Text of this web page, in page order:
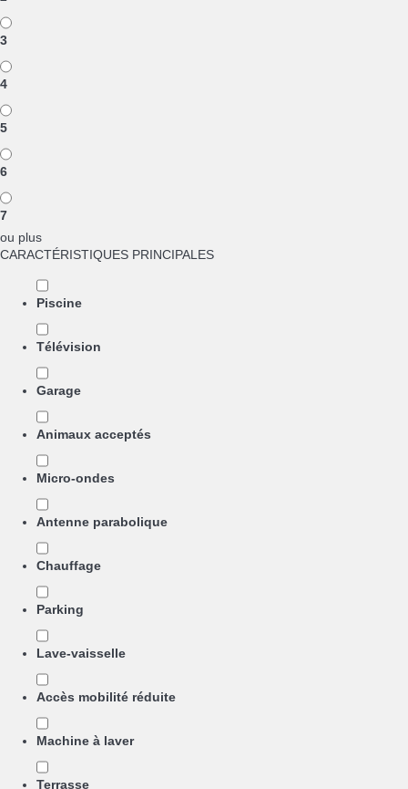
3
4
5
6
7
ou plus
CARACTÉRISTIQUES PRINCIPALES
Piscine
Télévision
Garage
Animaux acceptés
Micro-ondes
Antenne parabolique
Chauffage
Parking
Lave-vaisselle
Accès mobilité réduite
Machine à laver
Terrasse